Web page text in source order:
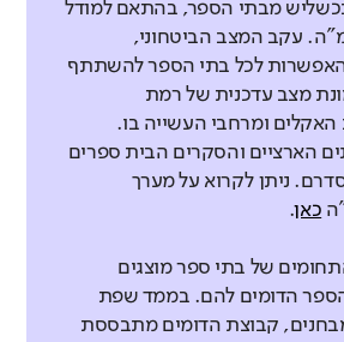
מבתי הספר, בהתאם למודל
עקב המצב הביטחוני,
לכל בתי הספר להשתתף
מצב עדכנית של רמת
האקלים ומרחבי העשייה בו.
הארציים והסקרים הבית ספרים
ניתן לקרוא על מערך
כאן.
של בתי ספר מוצגים
הדומים להם. בממד שפת
קבוצת הדומים מתבססת